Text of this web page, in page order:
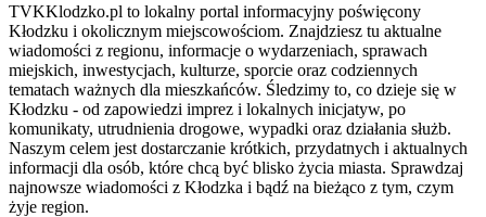
TVKKlodzko.pl to lokalny portal informacyjny poświęcony
Kłodzku i okolicznym miejscowościom. Znajdziesz tu aktualne
wiadomości z regionu, informacje o wydarzeniach, sprawach
miejskich, inwestycjach, kulturze, sporcie oraz codziennych
tematach ważnych dla mieszkańców. Śledzimy to, co dzieje się w
Kłodzku - od zapowiedzi imprez i lokalnych inicjatyw, po
komunikaty, utrudnienia drogowe, wypadki oraz działania służb.
Naszym celem jest dostarczanie krótkich, przydatnych i aktualnych
informacji dla osób, które chcą być blisko życia miasta. Sprawdzaj
najnowsze wiadomości z Kłodzka i bądź na bieżąco z tym, czym
żyje region.